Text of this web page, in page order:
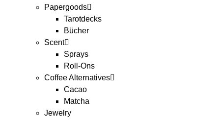
Papergoods
Tarotdecks
Bücher
Scent
Sprays
Roll-Ons
Coffee Alternatives
Cacao
Matcha
Jewelry